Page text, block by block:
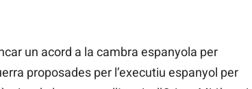
un acord a la cambra espanyola per
proposades per l’executiu espanyol per